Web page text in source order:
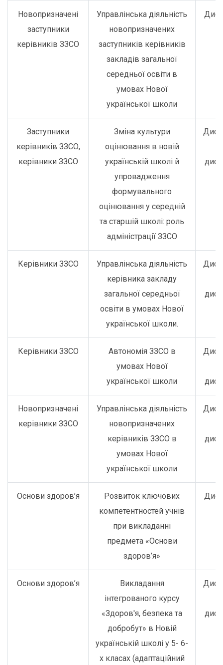
Новопризначені
заступники
керівників ЗЗСО
Управлінська діяльність
новопризначених
заступників керівників
закладів загальної
середньої освіти в
умовах Нової
української школи
Заступники
керівників ЗЗСО,
керівники ЗЗСО
Зміна культури
оцінювання в новій
українській школі й
упровадження
формувального
оцінювання у середній
та старшій школі: роль
адміністрації ЗЗСО
Керівники ЗЗСО
Управлінська діяльність
керівника закладу
загальної середньої
освіти в умовах Нової
української школи.
Керівники ЗЗСО
Автономія ЗЗСО в
умовах Нової
української школи
Новопризначені
керівники ЗЗСО
Управлінська діяльність
новопризначених
керівників ЗЗСО в
умовах Нової
української школи
Основи здоров’я
Розвиток ключових
компетентностей учнів
при викладанні
предмета «Основи
здоров’я»
Основи здоров’я
Викладання
інтегрованого курсу
«Здоров'я, безпека та
добробут» в Новій
українській школі у 5- 6-
х класах (адаптаційний